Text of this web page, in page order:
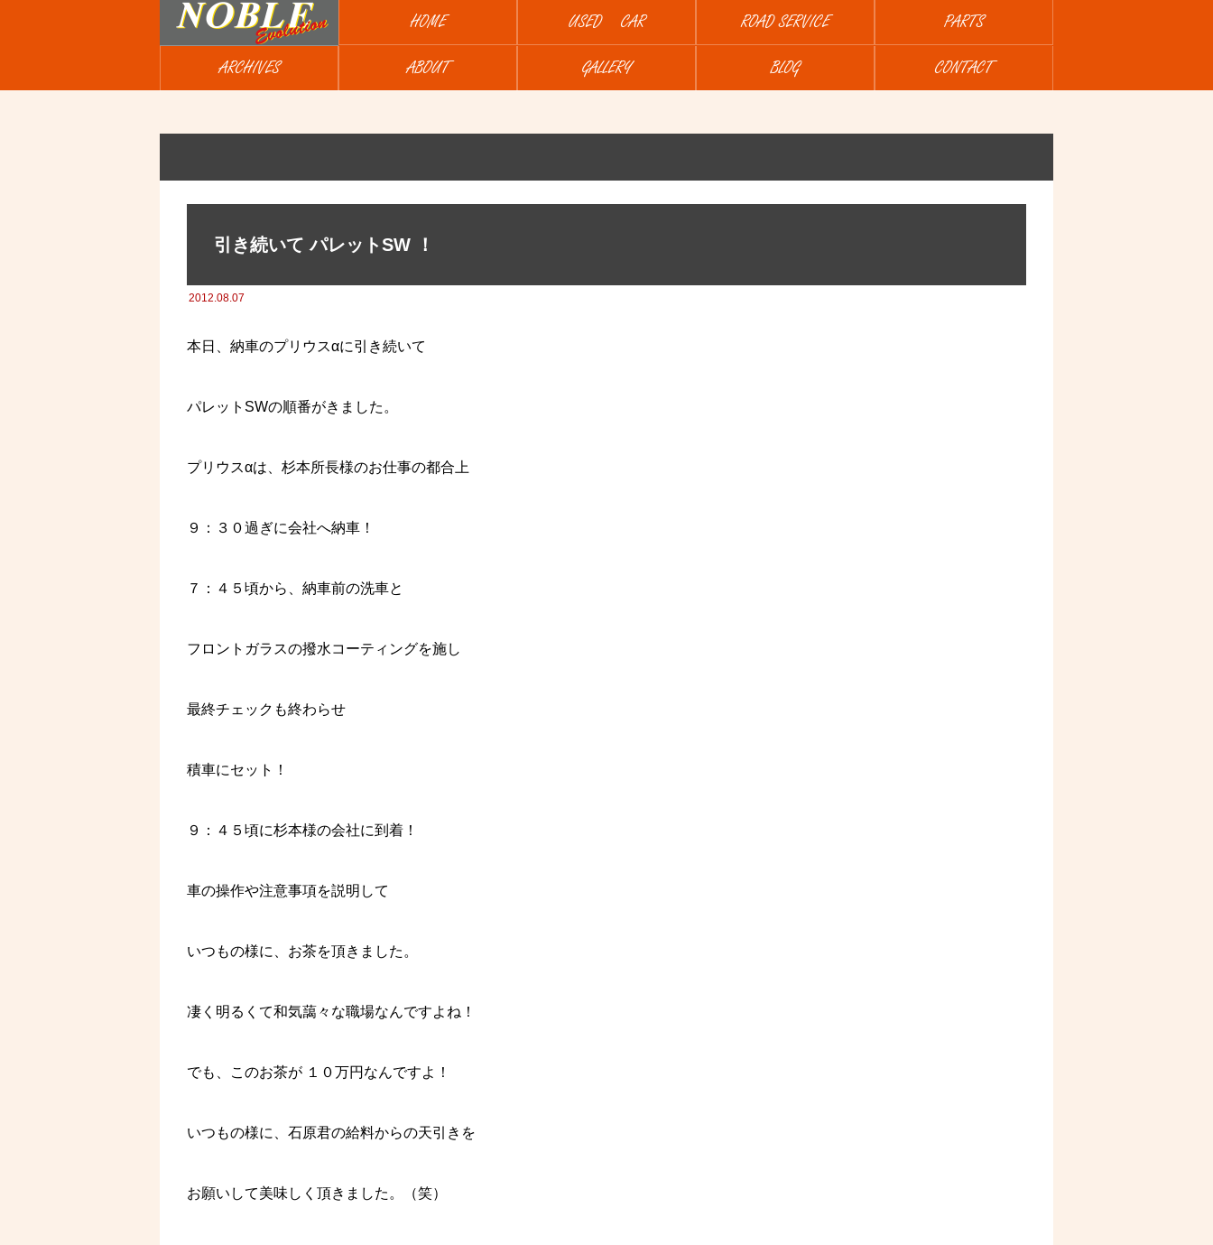
HOME USED CAR ROAD SERVICE PARTS
ARCHIVES ABOUT GALLERY BLOG CONTACT
引き続いて パレットSW ！
2012.08.07
本日、納車のプリウスαに引き続いて
パレットSWの順番がきました。
プリウスαは、杉本所長様のお仕事の都合上
９：３０過ぎに会社へ納車！
７：４５頃から、納車前の洗車と
フロントガラスの撥水コーティングを施し
最終チェックも終わらせ
積車にセット！
９：４５頃に杉本様の会社に到着！
車の操作や注意事項を説明して
いつもの様に、お茶を頂きました。
凄く明るくて和気藹々な職場なんですよね！
でも、このお茶が １０万円なんですよ！
いつもの様に、石原君の給料からの天引きを
お願いして美味しく頂きました。（笑）